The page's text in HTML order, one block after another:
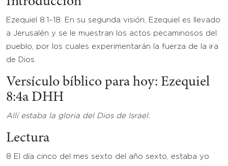
Ezequiel 8:1–18: En su segunda visión, Ezequiel es llevado
a Jerusalén y se le muestran los actos pecaminosos del
pueblo, por los cuales experimentarán la fuerza de la ira
de Dios.
Versículo bíblico para hoy: Ezequiel
8:4a DHH
Allí estaba la gloria del Dios de Israel.
Lectura
8 El día cinco del mes sexto del año sexto, estaba yo